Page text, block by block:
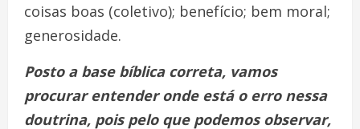
coisas boas (coletivo); benefício; bem moral;
generosidade.
Posto a base bíblica correta, vamos
procurar entender onde está o erro nessa
doutrina, pois pelo que podemos observar,